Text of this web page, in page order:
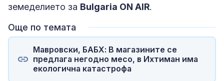
земеделието за Bulgaria ON AIR.
Още по темата
Мавровски, БАБХ: В магазините се
предлага негодно месо, в Ихтиман има
екологична катастрофа